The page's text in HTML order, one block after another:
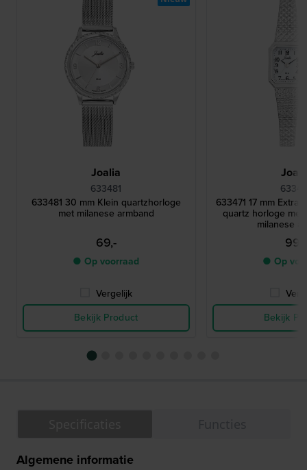
Joalia
633481
633481 30 mm Klein quartzhorloge
met milanese armband
69,-
● Op voorraad
Vergelijk
Bekijk Product
633471 17 mm Extra
quartz horloge
milanese
99,-
● Op
Bekijk
Algemene informatie